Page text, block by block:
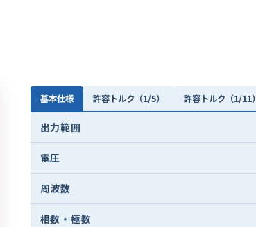
基本仕様 許容トルク（1/5） 許容トルク（1/11）
出力範囲
電圧
周波数
相数・極数